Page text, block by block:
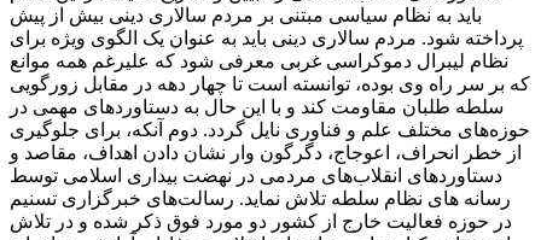
باید به نظام سیاسی مبتنی بر مردم سالاری دینی بیش از پیش
پرداخته شود. مردم سالاری دینی باید به عنوان یک الگوی ویژه برای
نظام لیبرال دموکراسی غربی معرفی شود که علیرغم همه موانع
که بر سر راه وی بوده، توانسته است تا چهار دهه در مقابل زورگویی
سلطه طلبان مقاومت کند و با این حال به دستاوردهای مهمی در
حوزه‌های مختلف علم و فناوری نایل گردد. دوم آنکه، برای جلوگیری
از خطر انحراف، اعوجاج، دگرگون وار نشان دادن اهداف، مقاصد و
دستاوردهای انقلاب‌های مردمی در نهضت بیداری اسلامی توسط
رسانه های نظام سلطه تلاش نماید. رسالت‌های خبرگزاری تسنیم
در حوزه فعالیت خارج از کشور دو مورد فوق ذکر شده و در تلاش